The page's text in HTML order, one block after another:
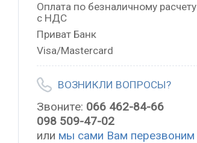
Оплата по безналичному расчету
с НДС
Приват Банк
Visa/Mastercard
ВОЗНИКЛИ ВОПРОСЫ?
Звоните: 066 462-84-66
098 509-47-02
или мы сами Вам перезвоним